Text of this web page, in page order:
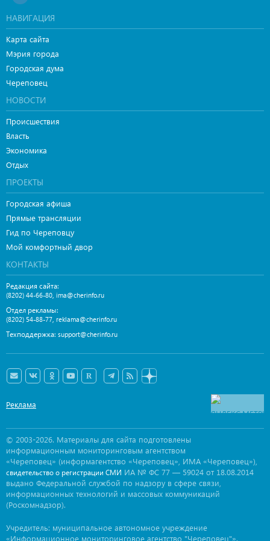
НАВИГАЦИЯ
Карта сайта
Мэрия города
Городская дума
Череповец
НОВОСТИ
Происшествия
Власть
Экономика
Отдых
ПРОЕКТЫ
Городская афиша
Прямые трансляции
Гид по Череповцу
Мой комфортный двор
КОНТАКТЫ
Редакция сайта:
(8202) 44-66-80, ima@cherinfo.ru
Отдел рекламы:
(8202) 54-88-77, reklama@cherinfo.ru
Техподдержка: support@cherinfo.ru
Реклама
© 2003-2026. Материалы для сайта подготовлены
информационным мониторинговым агентством
«Череповец» (информагентство «Череповец», ИМА «Череповец»),
свидетельство о регистрации СМИ ИА № ФС 77 — 59024 от 18.08.2014
выдано Федеральной службой по надзору в сфере связи,
информационных технологий и массовых коммуникаций
(Роскомнадзор).
Учредитель: муниципальное автономное учреждение
«Информационное мониторинговое агентство "Череповец"».